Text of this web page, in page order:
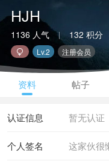
HJH
1136 人气 | 132 积分
 Lv.2 注册会员
资料 帖子
暂无认证
认证信息
这家伙很
个人签名